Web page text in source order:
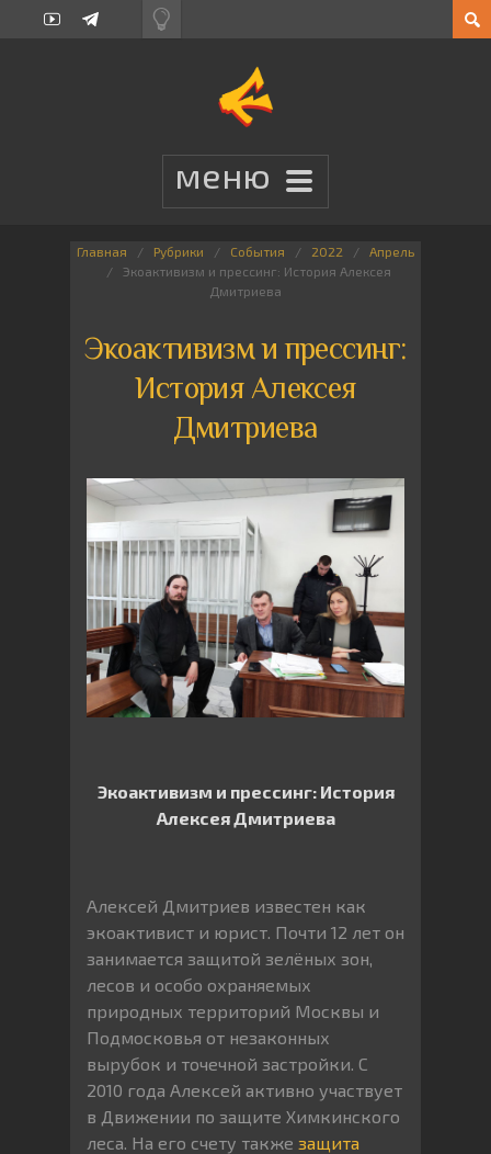
Главная Рубрики События 2022
Апрель
Экоактивизм и прессинг: История Алексея
Дмитриева
Экоактивизм и прессинг:
История Алексея
Дмитриева
Экоактивизм и прессинг: История
Алексея Дмитриева
Алексей Дмитриев известен как
экоактивист и юрист. Почти 12 лет он
занимается защитой зелёных зон,
лесов и особо охраняемых
природных территорий Москвы и
Подмосковья от незаконных
вырубок и точечной застройки. С
2010 года Алексей активно участвует
в Движении по защите Химкинского
леса. На его счету также защита